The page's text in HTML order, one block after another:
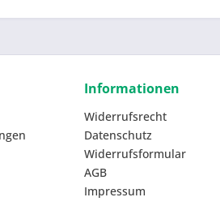
Informationen
Widerrufsrecht
Datenschutz
Widerrufsformular
AGB
Impressum